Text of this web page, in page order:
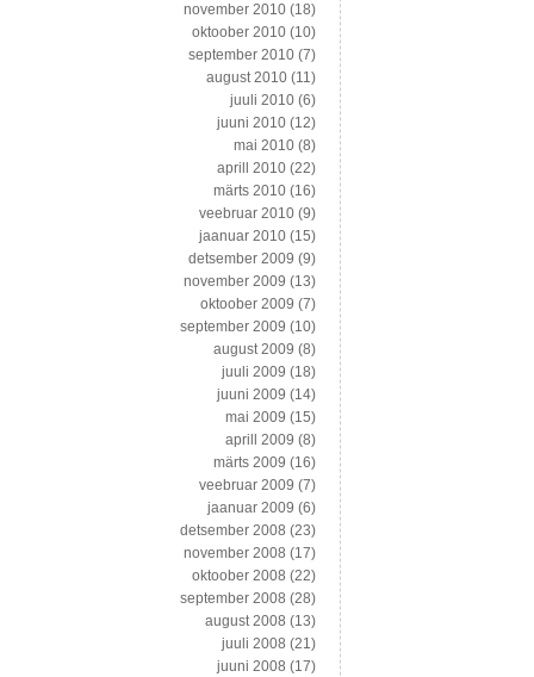
november 2010 (18)
oktoober 2010 (10)
september 2010 (7)
august 2010 (11)
juuli 2010 (6)
juuni 2010 (12)
mai 2010 (8)
aprill 2010 (22)
märts 2010 (16)
veebruar 2010 (9)
jaanuar 2010 (15)
detsember 2009 (9)
november 2009 (13)
oktoober 2009 (7)
september 2009 (10)
august 2009 (8)
juuli 2009 (18)
juuni 2009 (14)
mai 2009 (15)
aprill 2009 (8)
märts 2009 (16)
veebruar 2009 (7)
jaanuar 2009 (6)
detsember 2008 (23)
november 2008 (17)
oktoober 2008 (22)
september 2008 (28)
august 2008 (13)
juuli 2008 (21)
juuni 2008 (17)